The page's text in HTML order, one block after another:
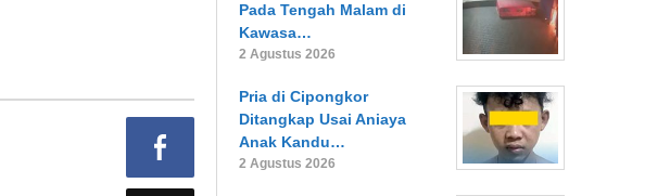
Pada Tengah Malam di
Kawasa…
2 Agustus 2026
Pria di Cipongkor
Ditangkap Usai Aniaya
Anak Kandu…
2 Agustus 2026